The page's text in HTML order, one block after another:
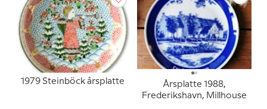
1979 Steinböck årsplatte
Årsplatte 1988,
Frederikshavn, Millhouse